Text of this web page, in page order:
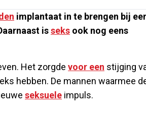
implantaat in te brengen bij
isseks ook nog eens
Het zorgde voor een stijging
hebben. De mannen waarmee
seksuele impuls.